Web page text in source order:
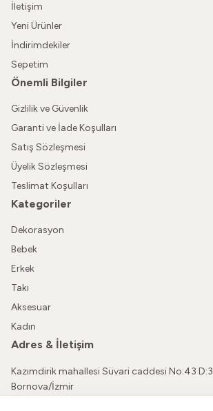
İletişim
Yeni Ürünler
İndirimdekiler
Sepetim
Önemli Bilgiler
Gizlilik ve Güvenlik
Garanti ve İade Koşulları
Satış Sözleşmesi
Üyelik Sözleşmesi
Teslimat Koşulları
Kategoriler
Dekorasyon
Bebek
Erkek
Takı
Aksesuar
Kadın
Adres & İletişim
Kazımdirik mahallesi Süvari caddesi No:43
Bornova/İzmir